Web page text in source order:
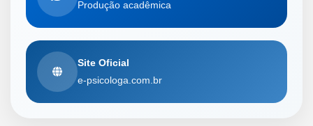
Produção acadêmica
Site Oficial
e-psicologa.com.br